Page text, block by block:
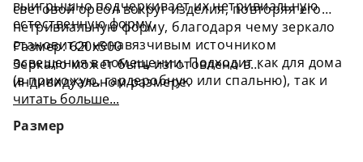
выигрышно подчеркивает их нетривиальную
естественную форму.
световой ореол вокруг изделия, повторяя его
нетривиальную форму, благодаря чему зеркало
становится ненавязчивым источником
освещения в помещении. Подходит как для дома
(в прихожую, гардеробную или спальню), так и
для коммерческих помещений (фой отеля, зал
лобби отеля, вестибюль театра, приемная
Размер: 620x500
Зеркало может быть изготовлено в
индивидуальном размере.
читать больше...
Размер